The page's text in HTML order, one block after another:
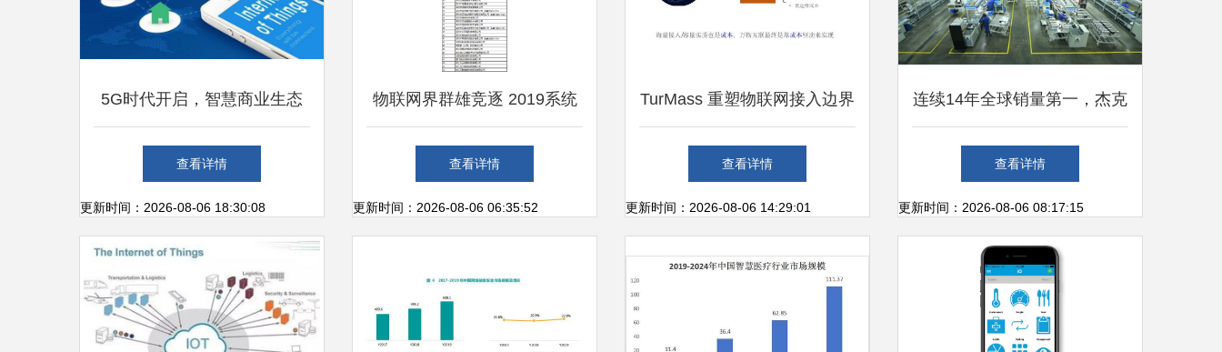
5G时代开启，智慧商业生态
将来 物联网技术研发新篇章
查看详情
更新时间：2026-08-06 18:30:08
物联网界群雄竞逐 2019系统
集成商50强谁能问鼎“最强”？
查看详情
更新时间：2026-08-06 06:35:52
TurMass 重塑物联网接入边界
的道生物联超大容量无线技术
查看详情
更新时间：2026-08-06 14:29:01
连续14年全球销量第一，杰克
科技引领行业新高度
查看详情
更新时间：2026-08-06 08:17:15